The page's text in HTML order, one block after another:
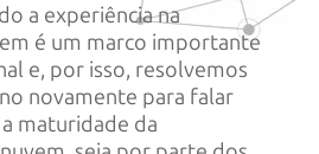
a experiência na
é um marco importante
e, por isso, resolvemos
novamente para falar
maturidade da